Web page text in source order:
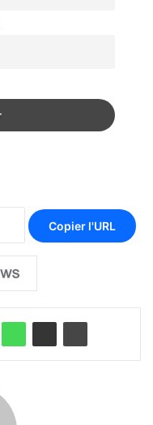
Copier l'URL